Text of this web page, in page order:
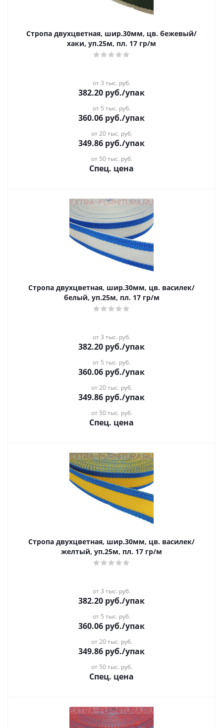
Стропа двухцветная, шир.30мм, цв. бежевый/
хаки, уп.25м, пл. 17 гр/м
от 3 тыс. руб.
382.20 руб./упак
от 5 тыс. руб.
360.06 руб./упак
от 20 тыс. руб.
349.86 руб./упак
от 50 тыс. руб.
Спец. цена
Стропа двухцветная, шир.30мм, цв. василек/
белый, уп.25м, пл. 17 гр/м
от 3 тыс. руб.
382.20 руб./упак
от 5 тыс. руб.
360.06 руб./упак
от 20 тыс. руб.
349.86 руб./упак
от 50 тыс. руб.
Спец. цена
Стропа двухцветная, шир.30мм, цв. василек/
желтый, уп.25м, пл. 17 гр/м
от 3 тыс. руб.
382.20 руб./упак
от 5 тыс. руб.
360.06 руб./упак
от 20 тыс. руб.
349.86 руб./упак
от 50 тыс. руб.
Спец. цена